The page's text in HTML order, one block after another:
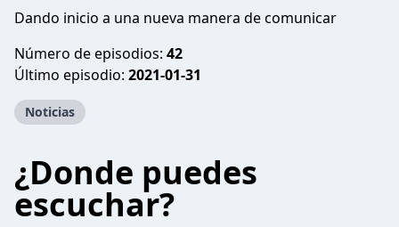
Dando inicio a una nueva manera de comunicar
Número de episodios: 42
Último episodio: 2021-01-31
Noticias
¿Donde puedes
escuchar?